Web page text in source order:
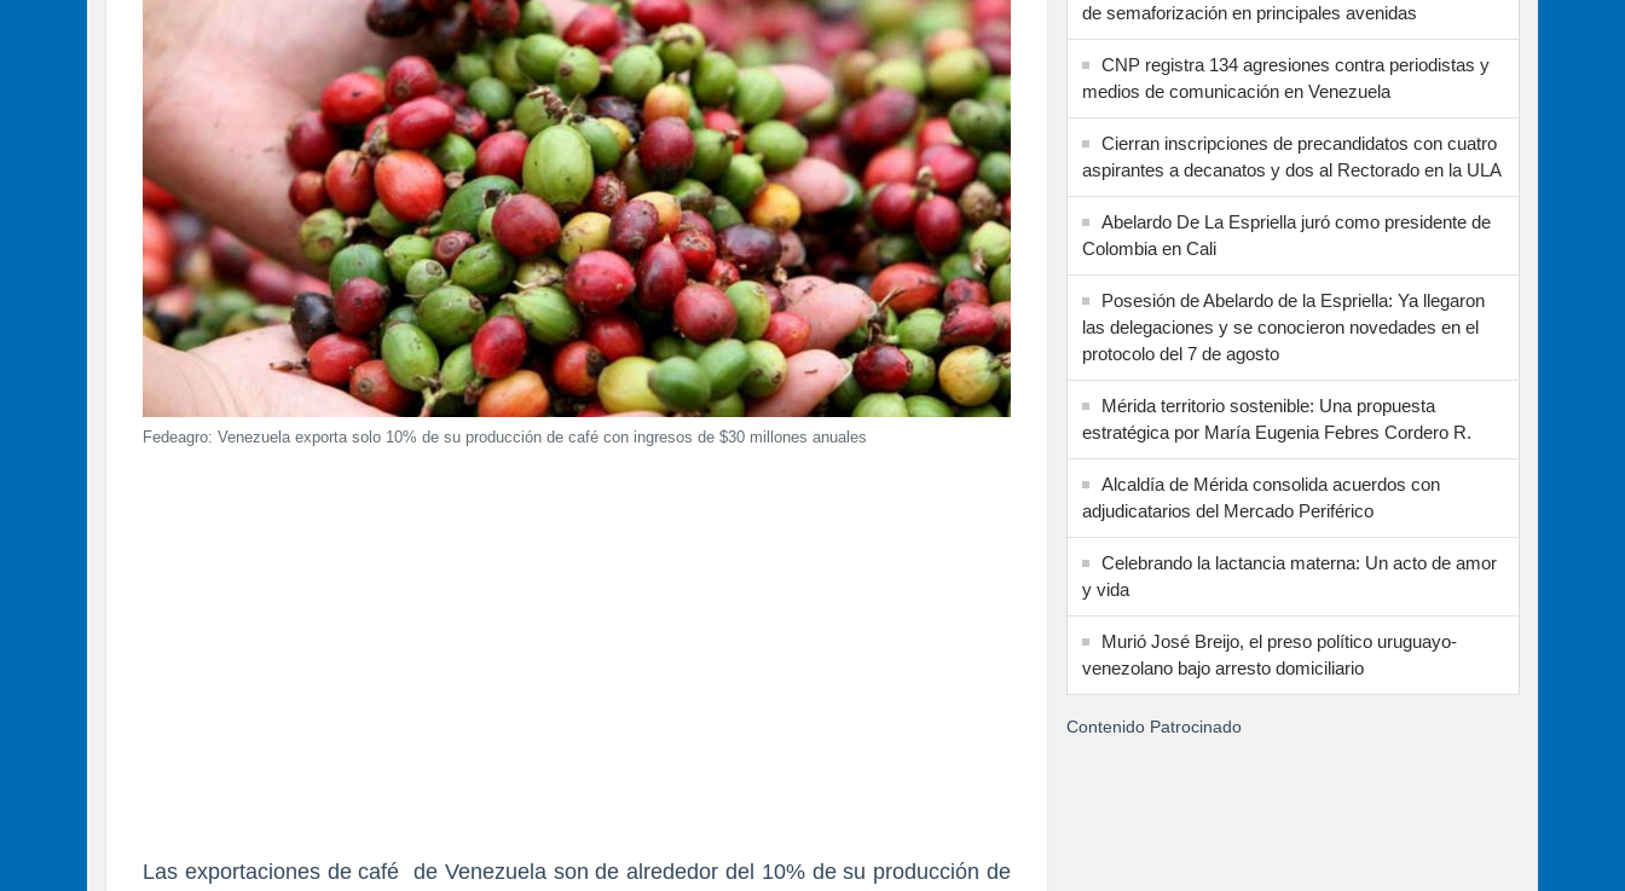
Fedeagro: Venezuela exporta solo 10% de su producción de café con ingresos de $30 millones anuales
Las exportaciones de café de Venezuela son de alrededor del 10% de su producción de
de semaforización en principales avenidas
CNP registra 134 agresiones contra periodistas y
medios de comunicación en Venezuela
Cierran inscripciones de precandidatos con cuatro
aspirantes a decanatos y dos al Rectorado en la ULA
Abelardo De La Espriella juró como presidente de
Colombia en Cali
Posesión de Abelardo de la Espriella: Ya llegaron
las delegaciones y se conocieron novedades en el
protocolo del 7 de agosto
Mérida territorio sostenible: Una propuesta
estratégica por María Eugenia Febres Cordero R.
Alcaldía de Mérida consolida acuerdos con
adjudicatarios del Mercado Periférico
Celebrando la lactancia materna: Un acto de amor
y vida
Murió José Breijo, el preso político uruguayo-
venezolano bajo arresto domiciliario
Contenido Patrocinado